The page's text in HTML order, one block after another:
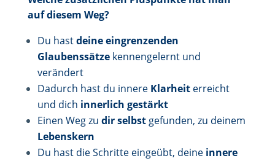
auf diesem Weg?
Du hastdeine eingrenzenden
Glaubenssätzekennengelernt und
verändert
Dadurch hast du innere Klarheit erreicht
und dich innerlich gestärkt
Einen Weg zu dir selbstgefunden, zu deinem
Lebenskern
Du hast die Schritte eingeübt, deine innere